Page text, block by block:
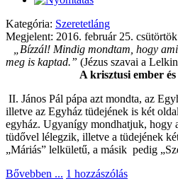
Kategória: Szeretetláng
Megjelent: 2016. február 25. csütörtök
„Bízzál! Mindig mondtam, hogy
meg is kaptad.” (Jézus szavai a
A krisztusi ember
II. János Pál pápa azt mondta, az
illetve az Egyház tüdejének is két
egyház. Ugyanígy mondhatjuk, hogy
tüdővel lélegzik, illetve a tüdejének
„Máriás” lelkületű, a másik pedig
Bővebben ... 1 hozzászólás